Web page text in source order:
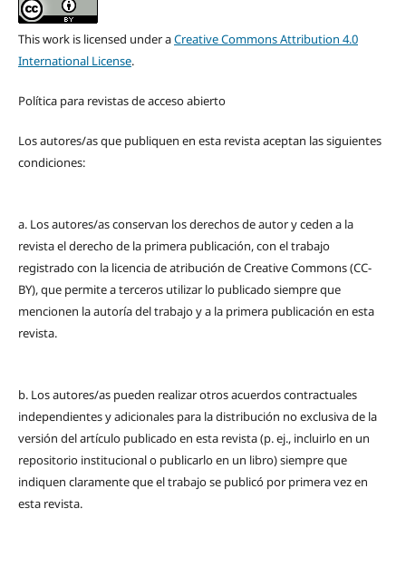
This work is licensed under aCreative Commons Attribution 4.0
International License.
Política para revistas de acceso abierto
Los autores/as que publiquen en esta revista aceptan las siguientes
condiciones:
a. Los autores/as conservan los derechos de autor y ceden a la
revista el derecho de la primera publicación, con el trabajo
registrado con la licencia de atribución de Creative Commons (CC-
BY), que permite a terceros utilizar lo publicado siempre que
mencionen la autoría del trabajo y a la primera publicación en esta
revista.
b. Los autores/as pueden realizar otros acuerdos contractuales
independientes y adicionales para la distribución no exclusiva de la
versión del artículo publicado en esta revista (p. ej., incluirlo en un
repositorio institucional o publicarlo en un libro) siempre que
indiquen claramente que el trabajo se publicó por primera vez en
esta revista.